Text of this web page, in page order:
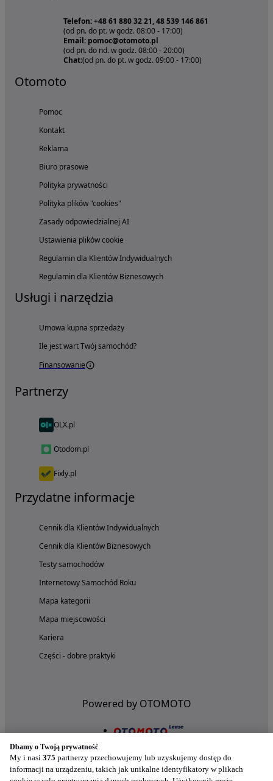
Telefon: +48 61 880 32 21, 48 539 146 861
(od pn. do pt. w godz. 08:00 - 17:00)
Email: pomoc@otomoto.pl
(od pn. do nd. w godz. 08:00 - 20:00)
Chat:(od pn. do pt. w godz. 09:00 - 17:00)
Otomoto
Pomoc
Kontakt
Reklama
Biuro prasowe
Polityka prywatności
Polityka plików "cookies"
Zasady odpowiedzialnej AI
Ustawienia plików cookie
Regulamin dla Klientów Indywidualnych
Regulamin dla Klientów Biznesowych
Usługi i narzędzia
Umowa kupna sprzedaży
Ile jest wart Twój samochód?
Finansowanie
Partnerzy
OLX.pl
Otodom.pl
Fixly.pl
Przydatne informacje
Cennik dla Klientów Indywidualnych
Cennik dla Klientów Biznesowych
Testy samochodów
Internetowy Samochód Roku
Mapa kategorii
Mapa miejscowości
Kariera
Części - dobre praktyki
Powered by OTOMOTO
Dbamy o Twoją prywatność
My i nasi 375 partnerzy przechowujemy lub uzyskujemy dostęp do
informacji na urządzeniu, takich jak unikalne identyfikatory w plikach